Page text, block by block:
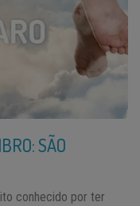
SÃO
conhecido por ter